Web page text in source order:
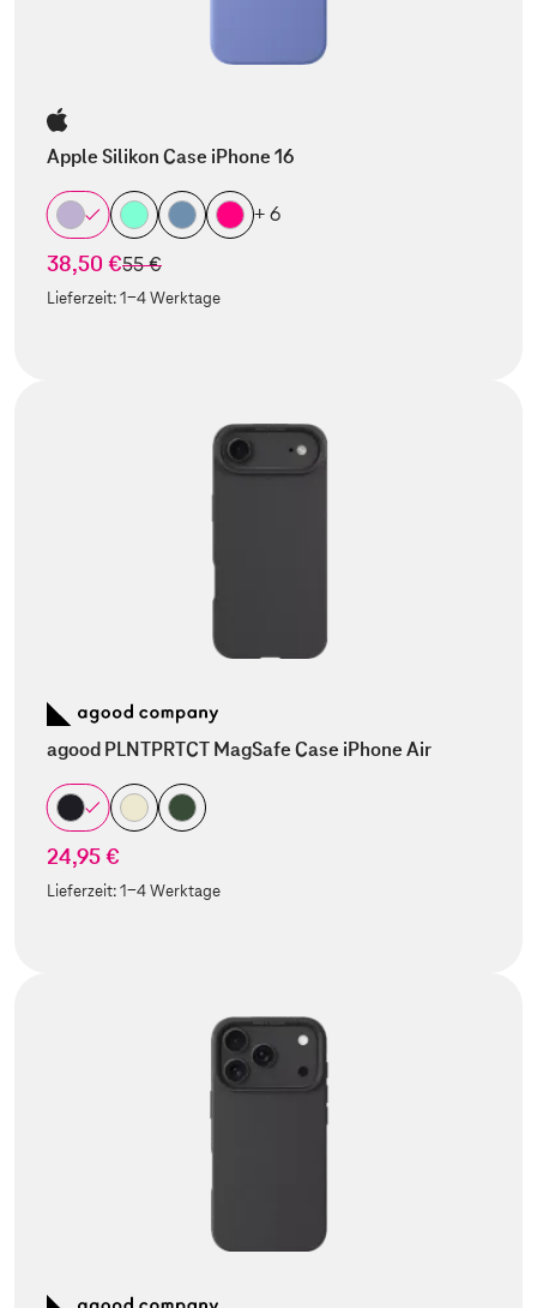
Apple Silikon Case iPhone 16
+ 6
38,50 €statt
55 €
Lieferzeit:1-4 Werktage
agood PLNTPRTCT MagSafe Case iPhone Air
24,95 €
Lieferzeit:1-4 Werktage